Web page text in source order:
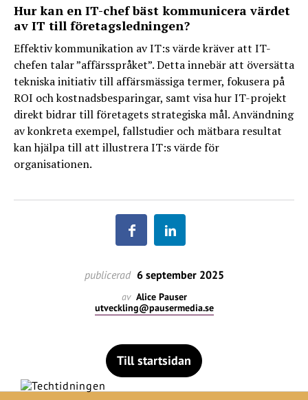
Hur kan en IT-chef bäst kommunicera värdet
av IT till företagsledningen?
Effektiv kommunikation av IT:s värde kräver att IT-
chefen talar ”affärsspråket”. Detta innebär att översätta
tekniska initiativ till affärsmässiga termer, fokusera på
ROI och kostnadsbesparingar, samt visa hur IT-projekt
direkt bidrar till företagets strategiska mål. Användning
av konkreta exempel, fallstudier och mätbara resultat
kan hjälpa till att illustrera IT:s värde för
organisationen.
publicerad 6 september 2025
av Alice Pauser
utveckling@pausermedia.se
Till startsidan